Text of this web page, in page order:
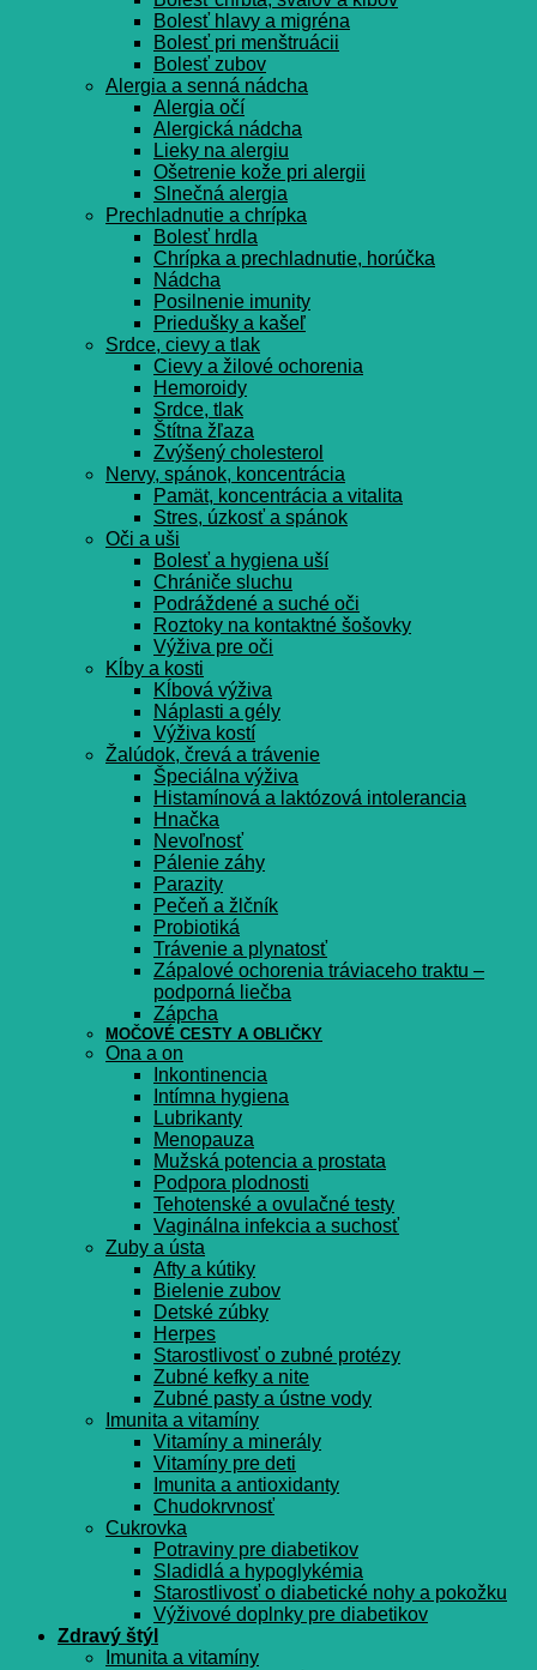
Bolesť hlavy a migréna
Bolesť pri menštruácii
Bolesť zubov
Alergia a senná nádcha
Alergia očí
Alergická nádcha
Lieky na alergiu
Ošetrenie kože pri alergii
Slnečná alergia
Prechladnutie a chrípka
Bolesť hrdla
Chrípka a prechladnutie, horúčka
Nádcha
Posilnenie imunity
Priedušky a kašeľ
Srdce, cievy a tlak
Cievy a žilové ochorenia
Hemoroidy
Srdce, tlak
Štítna žľaza
Zvýšený cholesterol
Nervy, spánok, koncentrácia
Pamät, koncentrácia a vitalita
Stres, úzkosť a spánok
Oči a uši
Bolesť a hygiena uší
Chrániče sluchu
Podráždené a suché oči
Roztoky na kontaktné šošovky
Výživa pre oči
Kĺby a kosti
Kĺbová výživa
Náplasti a gély
Výživa kostí
Žalúdok, črevá a trávenie
Špeciálna výživa
Histamínová a laktózová intolerancia
Hnačka
Nevoľnosť
Pálenie záhy
Parazity
Pečeň a žlčník
Probiotiká
Trávenie a plynatosť
Zápalové ochorenia tráviaceho traktu –
podporná liečba
Zápcha
MOČOVÉ CESTY A OBLIČKY
Ona a on
Inkontinencia
Intímna hygiena
Lubrikanty
Menopauza
Mužská potencia a prostata
Podpora plodnosti
Tehotenské a ovulačné testy
Vaginálna infekcia a suchosť
Zuby a ústa
Afty a kútiky
Bielenie zubov
Detské zúbky
Herpes
Starostlivosť o zubné protézy
Zubné kefky a nite
Zubné pasty a ústne vody
Imunita a vitamíny
Vitamíny a minerály
Vitamíny pre deti
Imunita a antioxidanty
Chudokrvnosť
Cukrovka
Potraviny pre diabetikov
Sladidlá a hypoglykémia
Starostlivosť o diabetické nohy a pokožku
Výživové doplnky pre diabetikov
Zdravý štýl
Imunita a vitamíny